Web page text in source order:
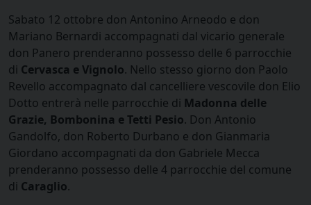
Sabato 12 ottobre don Antonino Arneodo e don
Mariano Bernardi accompagnati dal vicario generale
don Panero prenderanno possesso delle 6 parrocchie
di Cervasca e Vignolo. Nello stesso giorno don Paolo
Revello accompagnato dal cancelliere vescovile don Elio
Dotto entrerà nelle parrocchie di Madonna delle
Grazie, Bombonina e Tetti Pesio. Don Antonio
Gandolfo, don Roberto Durbano e don Gianmaria
Giordano accompagnati da don Gabriele Mecca
prenderanno possesso delle 4 parrocchie del comune
di Caraglio.